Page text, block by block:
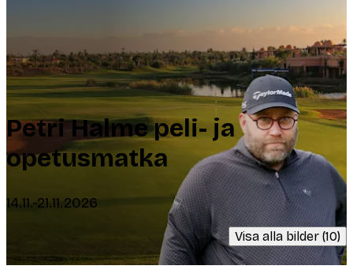
Petri Halme peli- ja
opetusmatka
14.11.-21.11.2026
Visa alla bilder (10)